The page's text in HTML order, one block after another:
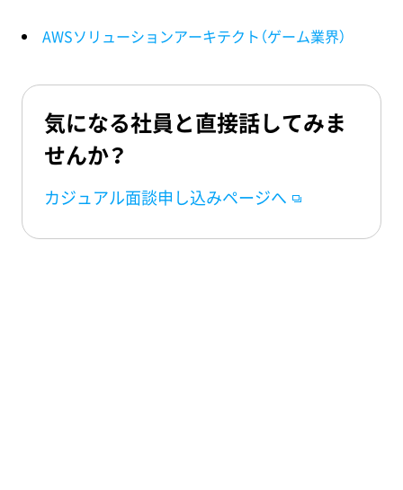
AWSソリューションアーキテクト（ゲーム業界）
気になる社員と直接話してみま
せんか？
カジュアル面談申し込みページへ